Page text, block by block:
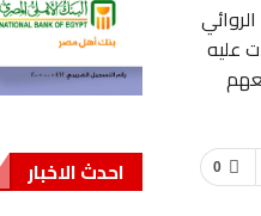
عليه
0 احدث الاخبار